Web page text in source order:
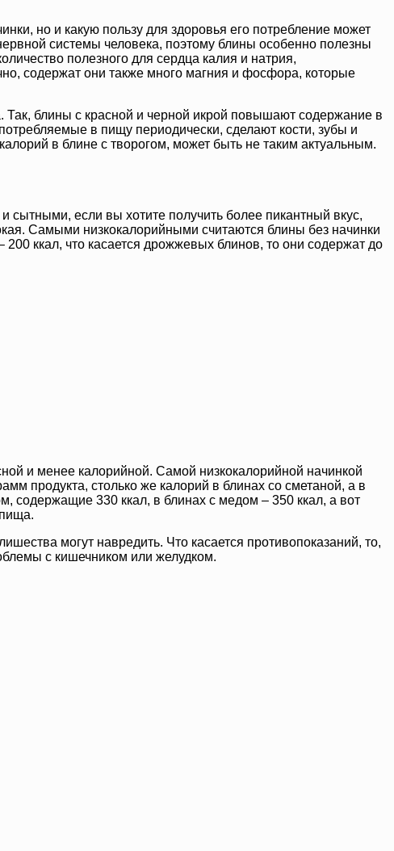
но и какую пользу для здоровья его потребление может
системы человека, поэтому блины особенно полезны
полезного для сердца калия и натрия,
содержат они также много магния и фосфора, которые
блины с красной и черной икрой повышают содержание в
в пищу периодически, сделают кости, зубы и
в блине с творогом, может быть не таким актуальным.
если вы хотите получить более пикантный вкус,
Самыми низкокалорийными считаются блины без начинки
ккал, что касается дрожжевых блинов, то они содержат до
и менее калорийной. Самой низкокалорийной начинкой
продукта, столько же калорий в блинах со сметаной, а в
содержащие 330 ккал, в блинах с медом – 350 ккал, а вот
могут навредить. Что касается противопоказаний, то,
с кишечником или желудком.